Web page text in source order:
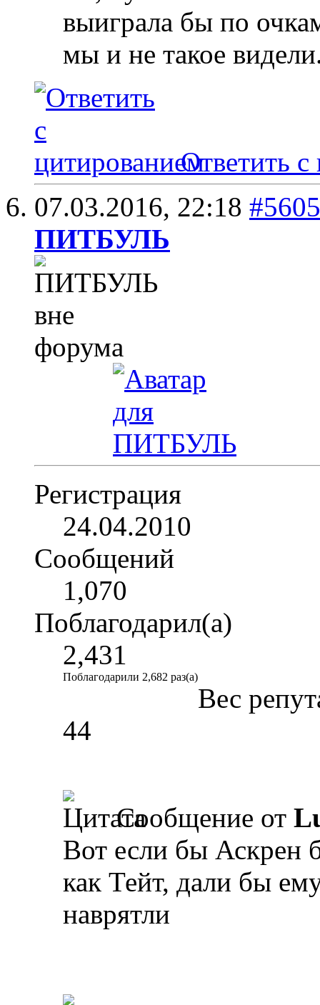
выиграла бы по
мы и не такое
Ответить с
07.03.2016, 22:18 #5605
ПИТБУЛЬ
Регистрация
24.04.2010
Сообщений
1,070
Поблагодарил(а)
2,431
Поблагодарили 2,682 раз(а)
Вес
44
Сообщение от
Вот если бы Аскрен
как Тейт, дали бы
наврятли